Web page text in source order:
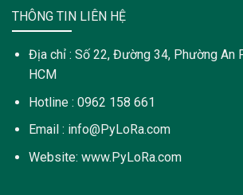
THÔNG TIN LIÊN HỆ
Địa chỉ : Số 22, Đường 34, Phường An
HCM
Hotline : 0962 158 661
Email : info@PyLoRa.com
Website: www.PyLoRa.com